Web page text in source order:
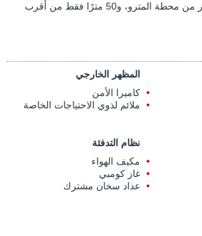
من المستشفى، و300 متر من محطة المترو، و50 مترًا فقط من أقرب
المظهر الخارجي
كاميرا الأمن
ملائم لذوي الاحتياجات الخاصة
نظام التدفئة
مكيف الهواء
غاز كومبي
عداد سخان مشترك